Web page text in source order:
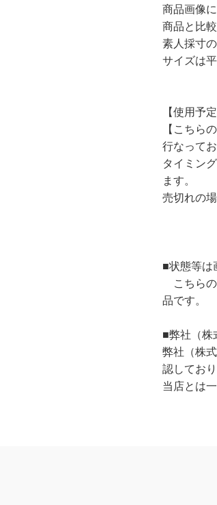
商品画像
商品と比
素人採寸
サイズは
【使用予
【こちら
行なってお
タイミン
ます。
売切れの
■状態等は
こちら
品です。
■弊社（株
弊社（株
認しており
当店とは